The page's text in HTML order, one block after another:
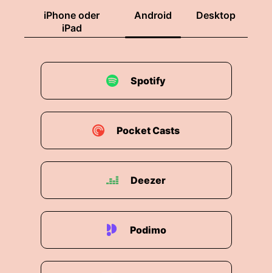
iPhone oder
iPad
Android Desktop
Spotify
Pocket Casts
Deezer
Podimo